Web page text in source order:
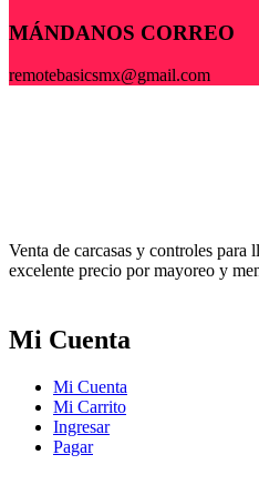
MÁNDANOS CORREO
remotebasicsmx@gmail.com
Venta de carcasas y controles para
excelente precio por mayoreo y
Mi Cuenta
Mi Cuenta
Mi Carrito
Ingresar
Pagar